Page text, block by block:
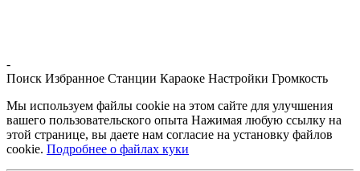
-
Поиск Избранное Станции Караоке Настройки Громкость
Мы используем файлы cookie на этом сайте для улучшения
вашего пользовательского опыта Нажимая любую ссылку на
этой странице, вы даете нам согласие на установку файлов
cookie. Подробнее о файлах куки